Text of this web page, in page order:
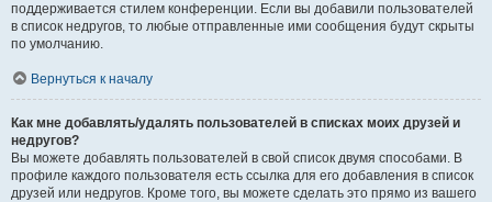
поддерживается стилем конференции. Если вы добавили пользователей
в список недругов, то любые отправленные ими сообщения будут скрыты
по умолчанию.
Вернуться к началу
Как мне добавлять/удалять пользователей в списках моих друзей и
недругов?
Вы можете добавлять пользователей в свой список двумя способами. В
профиле каждого пользователя есть ссылка для его добавления в список
друзей или недругов. Кроме того, вы можете сделать это прямо из вашего